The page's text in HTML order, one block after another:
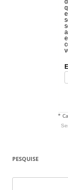
*
PESQUISE